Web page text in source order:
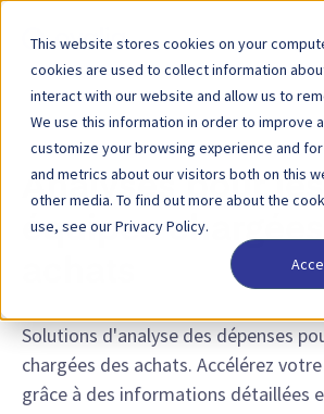
This website stores cookies on your
cookies are used to collect information
interact with our website and allow us to
We use this information in order to improve
customize your browsing experience and
and metrics about our visitors both on this
other media. To find out more about the
use, see our Privacy Policy.
SOLUTIONS - APPROVISIONNEMENT ET
Analyses pour les
équipes chargées
Solutions d'analyse des dépenses
chargées des achats. Accélérez
grâce à des informations détaillées